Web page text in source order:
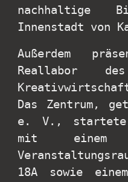
nachhaltige
Innenstadt von
Außerdem
Reallabor
Das Zentrum,
e. V., startete
mit einem
18A sowie